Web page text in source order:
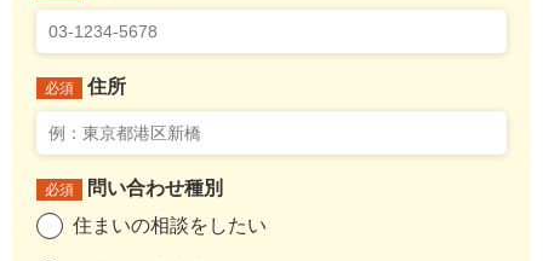
必須 住所
必須
問い合わせ種別
住まいの相談をしたい